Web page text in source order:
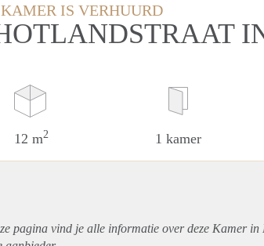
IS VERHUURD
12 m2 1 kamer
pagina vind je alle informatie over deze Kamer